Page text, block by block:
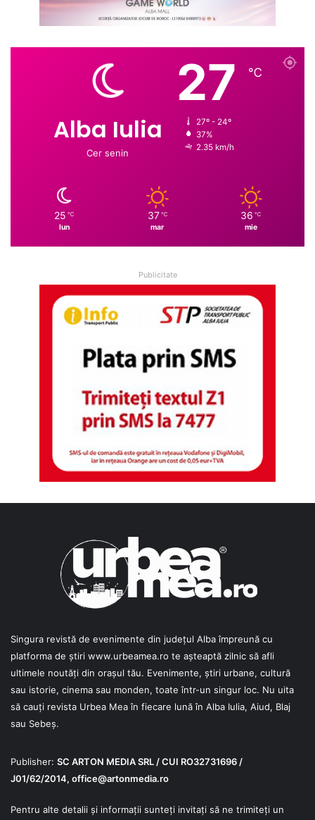
Alba Iulia
Cer senin
27 ℃
27º - 24º
37%
2.35 km/h
25 ℃
lun
37 ℃
mar
36 ℃
mie
Publicitate
Singura revistă de evenimente din județul Alba împreună cu
platforma de știri www.urbeamea.ro te așteaptă zilnic să afli
ultimele noutăți din orașul tău. Evenimente, știri urbane, cultură
sau istorie, cinema sau monden, toate într-un singur loc. Nu uita
să cauți revista Urbea Mea în fiecare lună în Alba Iulia, Aiud, Blaj
sau Sebeș.
Publisher: SC ARTON MEDIA SRL / CUI RO32731696 /
J01/62/2014, office@artonmedia.ro
Pentru alte detalii și informații sunteți invitați să ne trimiteți un